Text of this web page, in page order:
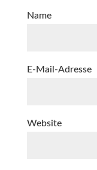
Name
E-Mail-Adresse
Website